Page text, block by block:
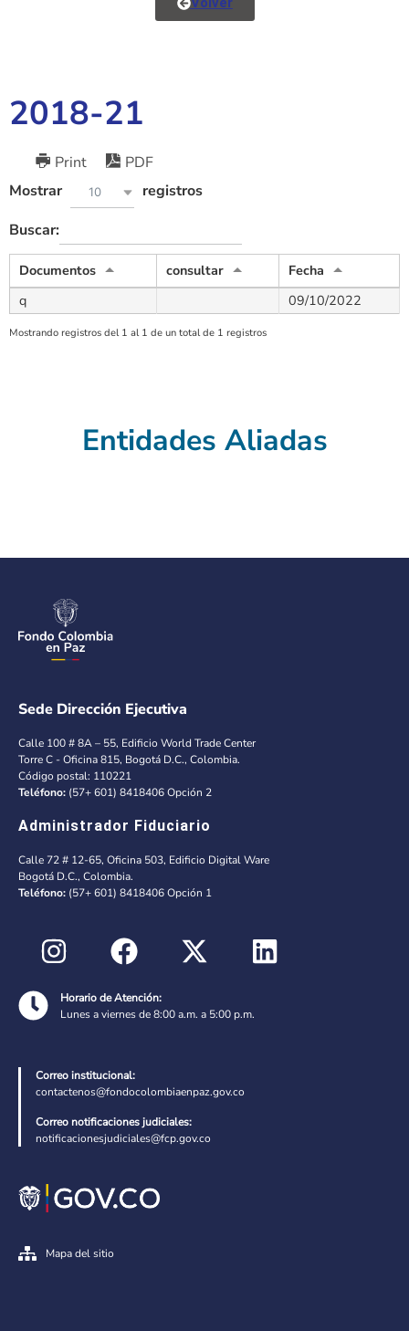
2018-21
Print
PDF
Mostrar
10
registros
Buscar:
Documentos consultar
Fecha
q
09/10/2022
Mostrando registros del 1 al 1 de un total de 1 registros
Entidades Aliadas
Sede Dirección Ejecutiva
Calle 100 # 8A – 55, Edificio World Trade Center
Torre C - Oficina 815, Bogotá D.C., Colombia.
Código postal: 110221
Teléfono: (57+ 601) 8418406 Opción 2
Administrador Fiduciario
Calle 72 # 12-65, Oficina 503, Edificio Digital Ware
Bogotá D.C., Colombia.
Teléfono: (57+ 601) 8418406 Opción 1
Horario de Atención:
Lunes a viernes de 8:00 a.m. a 5:00 p.m.
Correo institucional:
contactenos@fondocolombiaenpaz.gov.co
Correo notificaciones judiciales:
notificacionesjudiciales@fcp.gov.co
Mapa del sitio